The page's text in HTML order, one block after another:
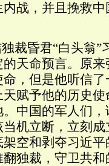
战，并且挽救
裁昏君“白头翁”
天命预言。原
，但是他听信
赋予他的历史
中国的军人们
机立断，立刻
空和剥夺习近
独裁，守卫共